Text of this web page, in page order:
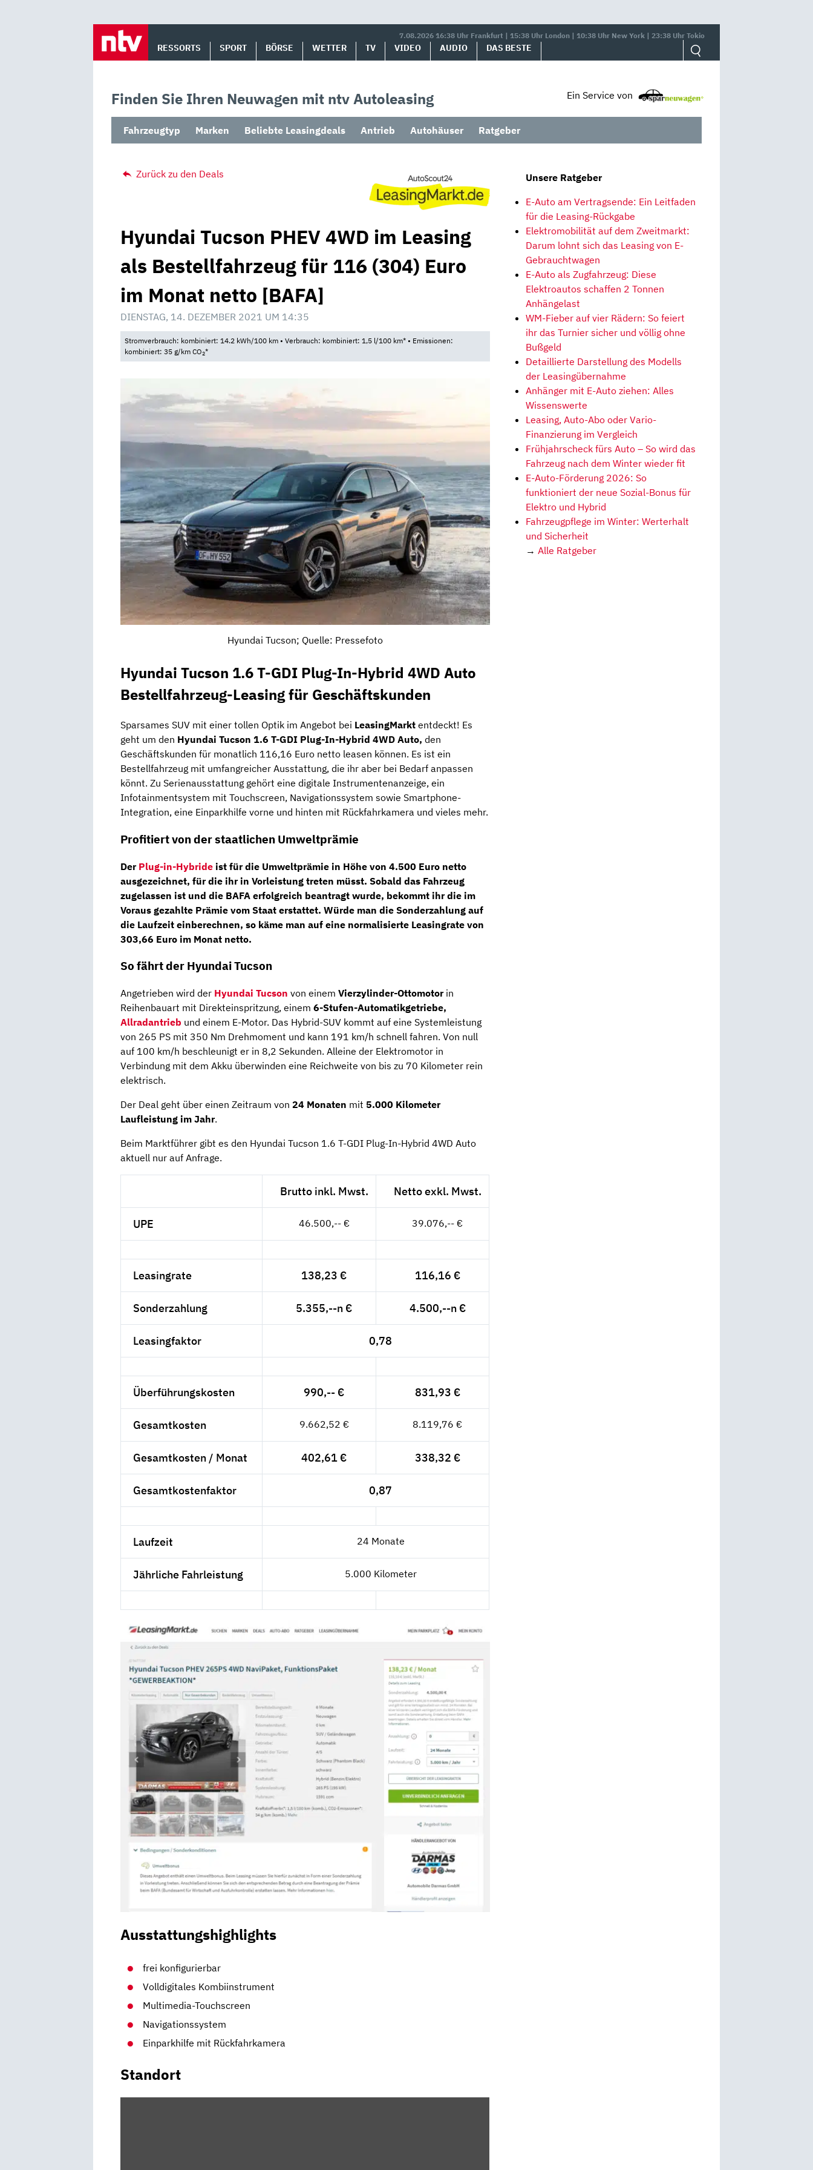
7.08.2026 16:38 Uhr Frankfurt | 15:38 Uhr London | 10:38 Uhr New York | 23:38 Uhr Tokio
RESSORTS SPORT BÖRSE WETTER TV VIDEO AUDIO DAS BESTE
Finden Sie Ihren Neuwagen mit ntv Autoleasing Ein Service von
Fahrzeugtyp Marken Beliebte Leasingdeals Antrieb Autohäuser Ratgeber
Zurück zu den Deals
Hyundai Tucson PHEV 4WD im Leasing
als Bestellfahrzeug für 116 (304) Euro
im Monat netto [BAFA]
DIENSTAG, 14. DEZEMBER 2021 UM 14:35
Stromverbrauch: kombiniert: 14.2 kWh/100 km • Verbrauch: kombiniert: 1,5 l/100 km* • Emissionen:
kombiniert: 35 g/km CO2*
Hyundai Tucson; Quelle: Pressefoto
Hyundai Tucson 1.6 T-GDI Plug-In-Hybrid 4WD Auto
Bestellfahrzeug-Leasing für Geschäftskunden
Sparsames SUV mit einer tollen Optik im Angebot bei LeasingMarkt entdeckt! Es
geht um den Hyundai Tucson 1.6 T-GDI Plug-In-Hybrid 4WD Auto, den
Geschäftskunden für monatlich 116,16 Euro netto leasen können. Es ist ein
Bestellfahrzeug mit umfangreicher Ausstattung, die ihr aber bei Bedarf anpassen
könnt. Zu Serienausstattung gehört eine digitale Instrumentenanzeige, ein
Infotainmentsystem mit Touchscreen, Navigationssystem sowie Smartphone-
Integration, eine Einparkhilfe vorne und hinten mit Rückfahrkamera und vieles mehr.
Profitiert von der staatlichen Umweltprämie
Der Plug-in-Hybride ist für die Umweltprämie in Höhe von 4.500 Euro netto
ausgezeichnet, für die ihr in Vorleistung treten müsst. Sobald das Fahrzeug
zugelassen ist und die BAFA erfolgreich beantragt wurde, bekommt ihr die im
Voraus gezahlte Prämie vom Staat erstattet. Würde man die Sonderzahlung auf
die Laufzeit einberechnen, so käme man auf eine normalisierte Leasingrate von
303,66 Euro im Monat netto.
So fährt der Hyundai Tucson
Angetrieben wird der Hyundai Tucson von einem Vierzylinder-Ottomotorin
Reihenbauart mit Direkteinspritzung, einem 6-Stufen-Automatikgetriebe,
Allradantrieb und einem E-Motor. Das Hybrid-SUV kommt auf eine Systemleistung
von 265 PS mit 350 Nm Drehmoment und kann 191 km/h schnell fahren. Von null
auf 100 km/h beschleunigt er in 8,2 Sekunden. Alleine der Elektromotor in
Verbindung mit dem Akku überwinden eine Reichweite von bis zu 70 Kilometer rein
elektrisch.
Der Deal geht über einen Zeitraum von 24 Monaten mit 5.000 Kilometer
Laufleistung im Jahr.
Beim Marktführer gibt es den Hyundai Tucson 1.6 T-GDI Plug-In-Hybrid 4WD Auto
aktuell nur auf Anfrage.
Brutto inkl. Mwst. Netto exkl. Mwst.
UPE 46.500,-- € 39.076,-- €
Leasingrate 138,23 € 116,16 €
Sonderzahlung 5.355,--n € 4.500,--n €
Leasingfaktor 0,78
Überführungskosten 990,-- € 831,93 €
Gesamtkosten 9.662,52 € 8.119,76 €
Gesamtkosten / Monat 402,61 € 338,32 €
Gesamtkostenfaktor 0,87
Laufzeit 24 Monate
Jährliche Fahrleistung 5.000 Kilometer
Ausstattungshighlights
frei konfigurierbar
Volldigitales Kombiinstrument
Multimedia-Touchscreen
Navigationssystem
Einparkhilfe mit Rückfahrkamera
Standort
Unsere Ratgeber
E-Auto am Vertragsende: Ein Leitfaden
für die Leasing-Rückgabe
Elektromobilität auf dem Zweitmarkt:
Darum lohnt sich das Leasing von E-
Gebrauchtwagen
E-Auto als Zugfahrzeug: Diese
Elektroautos schaffen 2 Tonnen
Anhängelast
WM-Fieber auf vier Rädern: So feiert
ihr das Turnier sicher und völlig ohne
Bußgeld
Detaillierte Darstellung des Modells
der Leasingübernahme
Anhänger mit E-Auto ziehen: Alles
Wissenswerte
Leasing, Auto-Abo oder Vario-
Finanzierung im Vergleich
Frühjahrscheck fürs Auto – So wird das
Fahrzeug nach dem Winter wieder fit
E-Auto-Förderung 2026: So
funktioniert der neue Sozial-Bonus für
Elektro und Hybrid
Fahrzeugpflege im Winter: Werterhalt
und Sicherheit
→ Alle Ratgeber